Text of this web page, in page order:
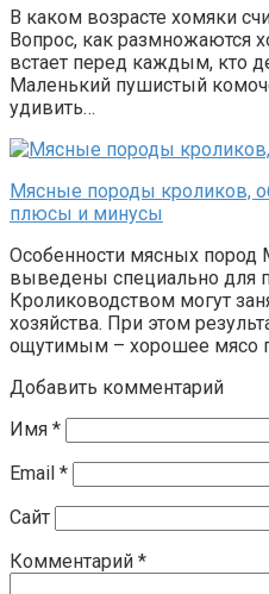
В каком возрасте хомяки
Вопрос, как размножаются
встает перед каждым, кто
Маленький пушистый
удивить…
Мясные породы кроликов,
плюсы и минусы
Особенности мясных
выведены специально для
Кролиководством могут
хозяйства. При этом
ощутимым – хорошее мясо
Добавить комментарий
Имя *
Email *
Сайт
Комментарий *